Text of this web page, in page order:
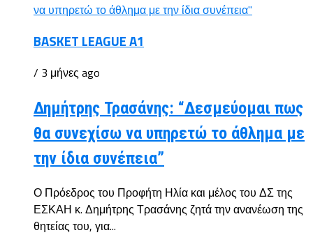
BASKET LEAGUE A1
/ 3 μήνες ago
Δημήτρης Τρασάνης: “Δεσμεύομαι πως
θα συνεχίσω να υπηρετώ το άθλημα με
την ίδια συνέπεια”
Ο Πρόεδρος του Προφήτη Ηλία και μέλος του ΔΣ της
ΕΣΚΑΗ κ. Δημήτρης Τρασάνης ζητά την ανανέωση της
θητείας του, για...